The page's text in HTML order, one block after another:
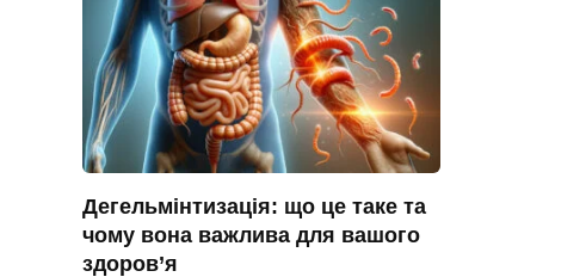
Дегельмінтизація: що це таке та
чому вона важлива для вашого
здоров’я